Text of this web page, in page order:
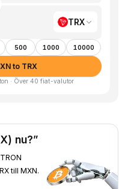
TRX
500 1000 10000
to TRX
· Över 40 fiat-valutor
nu?”
till MXN.